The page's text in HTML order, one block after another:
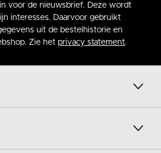
voor de nieuwsbrief. Deze wordt
interesses. Daarvoor gebruikt
uit de bestelhistorie en
Zie het privacy statement.